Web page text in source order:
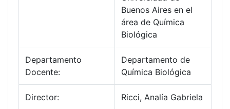
Buenos Aires en el
área de Química
Biológica
Departamento
Docente:
Departamento de
Química Biológica
Director: Ricci, Analía Gabriela